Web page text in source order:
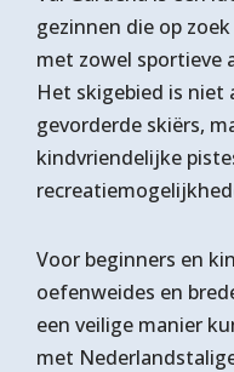
gezinnen die op
met zowel sportieve
Het skigebied is niet
gevorderde skiërs,
kindvriendelijke
Voor beginners en
oefenweides en
een veilige manier
met